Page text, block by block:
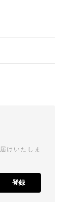
けいたしま
登録